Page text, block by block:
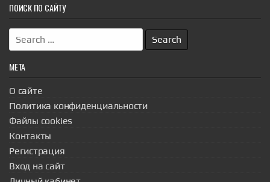
ПОИСК ПО САЙТУ
Search
for:
МЕТА
О сайте
Политика конфиденциальности
Файлы cookies
Контакты
Регистрация
Вход на сайт